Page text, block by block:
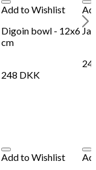
Add to Wishlist
Digoin bowl - 12x6
cm
248 DKK
Add to Wishlist